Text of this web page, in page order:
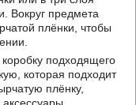
Вокруг предмета
плёнки, чтобы
подходящего
которая подходит
плёнку,